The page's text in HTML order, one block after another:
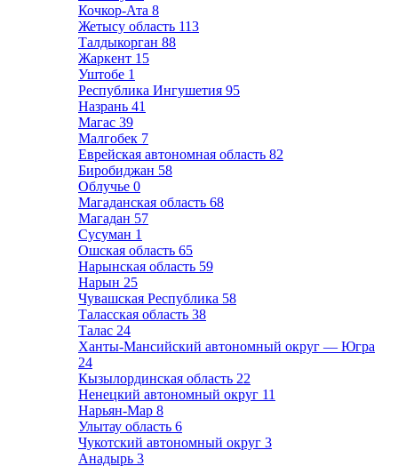
Кочкор-Ата 8
Жетысу область 113
Талдыкорган 88
Жаркент 15
Уштобе 1
Республика Ингушетия 95
Назрань 41
Магас 39
Малгобек 7
Еврейская автономная область 82
Биробиджан 58
Облучье 0
Магаданская область 68
Магадан 57
Сусуман 1
Ошская область 65
Нарынская область 59
Нарын 25
Чувашская Республика 58
Таласская область 38
Талас 24
Ханты-Мансийский автономный округ — Югра
24
Кызылординская область 22
Ненецкий автономный округ 11
Нарьян-Мар 8
Улытау область 6
Чукотский автономный округ 3
Анадырь 3